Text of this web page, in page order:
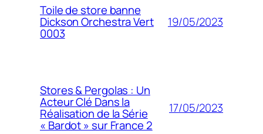
Toile de store banne
Dickson Orchestra Vert
0003
19/05/2023
Stores & Pergolas : Un
Acteur Clé Dans la
Réalisation de la Série
« Bardot » sur France 2
17/05/2023